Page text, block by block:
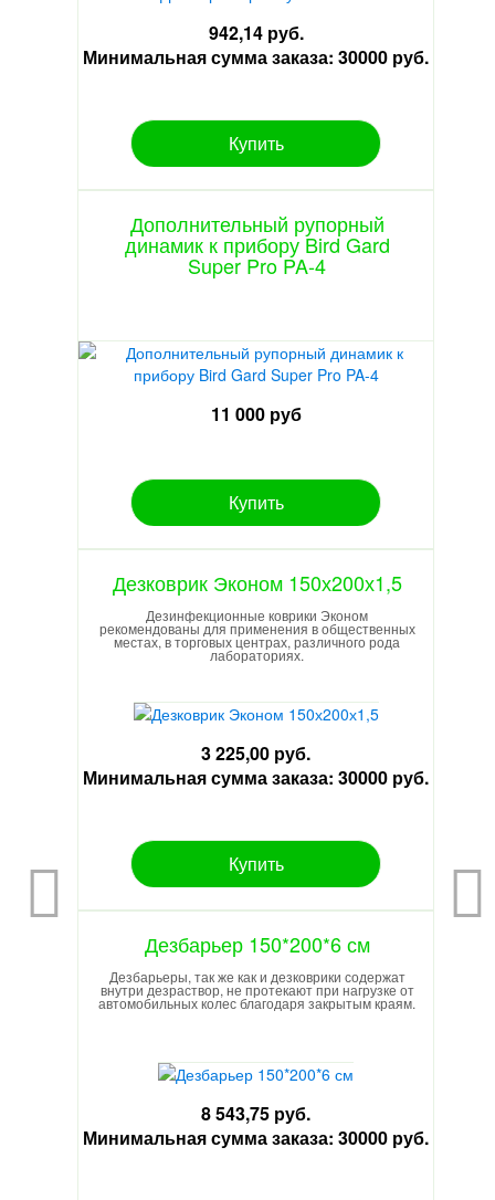
942,14 руб.
Минимальная сумма заказа: 30000 руб.
Купить
Дополнительный рупорный
динамик к прибору Bird Gard
Super Pro PA-4
11 000 руб
Купить
Дезковрик Эконом 150х200х1,5
Дезинфекционные коврики Эконом
рекомендованы для применения в общественных
местах, в торговых центрах, различного рода
лабораториях.
3 225,00 руб.
Минимальная сумма заказа: 30000 руб.
Купить
Дезбарьер 150*200*6 см
Дезбарьеры, так же как и дезковрики содержат
внутри дезраствор, не протекают при нагрузке от
автомобильных колес благодаря закрытым краям.
8 543,75 руб.
Минимальная сумма заказа: 30000 руб.